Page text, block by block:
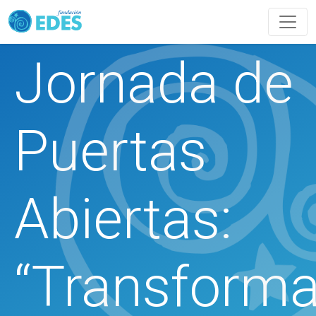
Jornada de
Puertas
Abiertas: